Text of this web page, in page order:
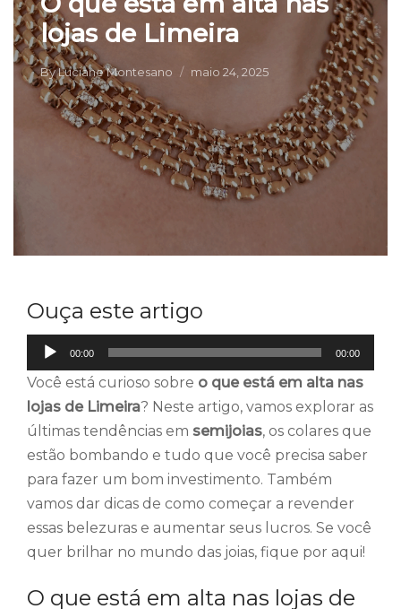
lojas de Limeira
ByLuciane Montesano maio 24, 2025
Ouça este artigo
Tocador
de
00:00 00:00
Você está curioso sobre o que está em alta nas
lojas de Limeira? Neste artigo, vamos explorar as
últimas tendências em semijoias, os colares que
estão bombando e tudo que você precisa saber
para fazer um bom investimento. Também
vamos dar dicas de como começar a revender
essas belezuras e aumentar seus lucros. Se você
quer brilhar no mundo das joias, fique por aqui!
O que está em alta nas lojas de